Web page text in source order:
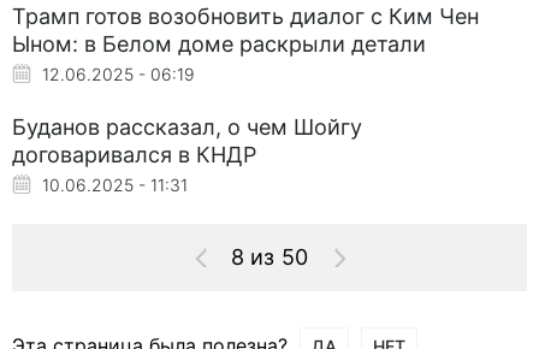
Трамп готов возобновить диалог с Ким Чен
Ыном: в Белом доме раскрыли детали
12.06.2025 - 06:19
Буданов рассказал, о чем Шойгу
договаривался в КНДР
10.06.2025 - 11:31
8 из 50